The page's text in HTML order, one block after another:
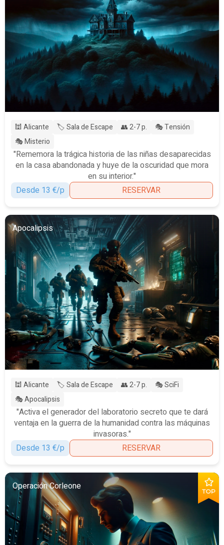
🕍 Alicante 🏷️ Sala de Escape 👥 2-7 p.
🎭 Tensión
🎭 Misterio
"Rememora la trágica historia de las niñas desaparecidas
en la casa abandonada y huye de la oscuridad que mora
en su interior."
Desde 13 €/p
RESERVAR
Apocalipsis
🕍 Alicante 🏷️ Sala de Escape 👥 2-7 p.
🎭 SciFi
🎭 Apocalipsis
"Activa el generador del laboratorio secreto que te dará
ventaja en la guerra de la humanidad contra las máquinas
invasoras."
Desde 13 €/p
RESERVAR
TOP
Operación Corleone